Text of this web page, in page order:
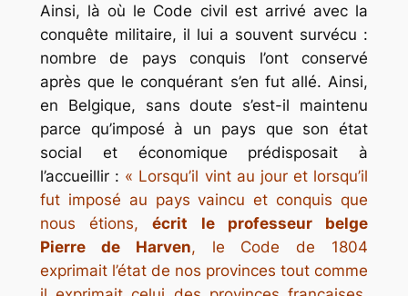
Ainsi, là où le Code civil est arrivé avec la
conquête militaire, il lui a souvent survécu :
nombre de pays conquis l’ont conservé
après que le conquérant s’en fut allé. Ainsi,
en Belgique, sans doute s’est-il maintenu
parce qu’imposé à un pays que son état
social et économique prédisposait à
l’accueillir : « Lorsqu’il vint au jour et lorsqu’il
fut imposé au pays vaincu et conquis que
nous étions,écrit le professeur belge
Pierre de Harven, le Code de 1804
exprimait l’état de nos provinces tout comme